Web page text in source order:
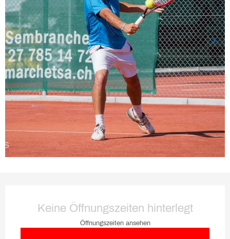
Keine Öffnungszeiten hinterlegt
Öffnungszeiten ansehen